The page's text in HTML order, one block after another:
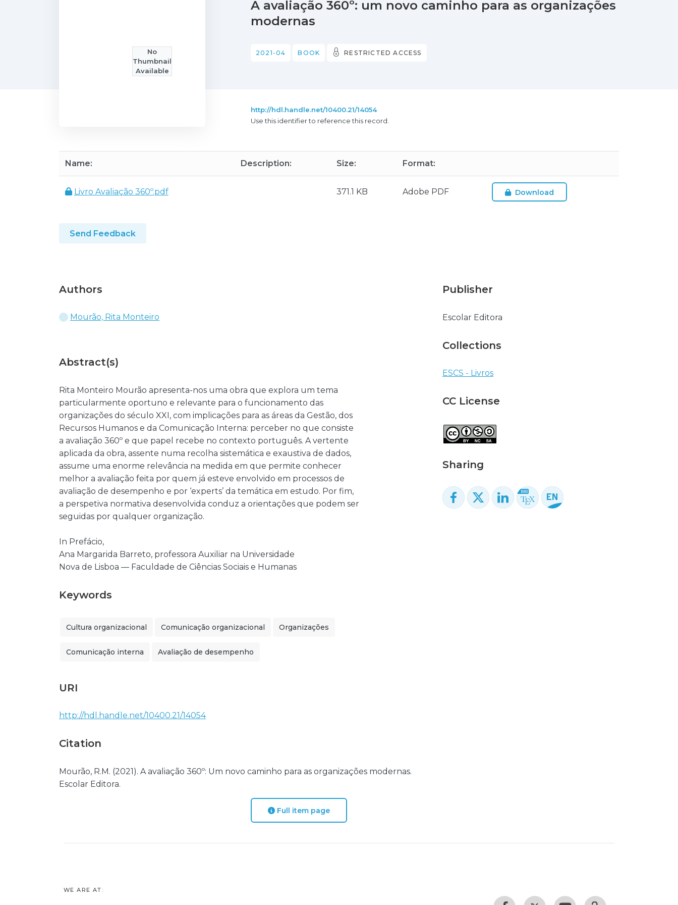
No
Thumbnail
Available
A avaliação 360º: um novo caminho para as organizações
modernas
2021-04 BOOK RESTRICTED ACCESS
http://hdl.handle.net/10400.21/14054
Use this identifier to reference this record.
Name: Description: Size: Format:
Livro Avaliação 360º.pdf 371.1 KB Adobe PDF Download
Send Feedback
Authors
Mourão, Rita Monteiro
Abstract(s)
Rita Monteiro Mourão apresenta-nos uma obra que explora um tema
particularmente oportuno e relevante para o funcionamento das
organizações do século XXI, com implicações para as áreas da Gestão, dos
Recursos Humanos e da Comunicação Interna: perceber no que consiste
a avaliação 360º e que papel recebe no contexto português. A vertente
aplicada da obra, assente numa recolha sistemática e exaustiva de dados,
assume uma enorme relevância na medida em que permite conhecer
melhor a avaliação feita por quem já esteve envolvido em processos de
avaliação de desempenho e por ‘experts’ da temática em estudo. Por fim,
a perspetiva normativa desenvolvida conduz a orientações que podem ser
seguidas por qualquer organização.
In Prefácio,
Ana Margarida Barreto, professora Auxiliar na Universidade
Nova de Lisboa — Faculdade de Ciências Sociais e Humanas
Keywords
Cultura organizacional Comunicação organizacional Organizações
Comunicação interna Avaliação de desempenho
URI
http://hdl.handle.net/10400.21/14054
Citation
Mourão, R.M. (2021). A avaliação 360º: Um novo caminho para as organizações modernas.
Escolar Editora.
Publisher
Escolar Editora
Collections
ESCS - Livros
CC License
Sharing
Full item page
WE ARE AT: